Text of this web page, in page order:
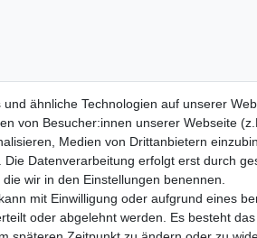
ähnliche Technologien auf unserer
von Besucher:innen unserer Webseite
Medien von Drittanbietern
Die Datenverarbeitung erfolgt erst durch
wir in den Einstellungen benennen.
mit Einwilligung oder aufgrund eines
oder abgelehnt werden. Es besteht